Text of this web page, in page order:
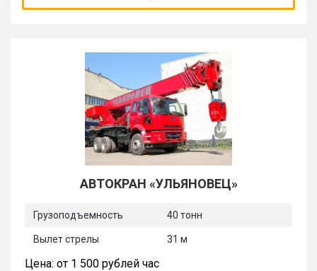
АВТОКРАН «УЛЬЯНОВЕЦ»
Грузоподъемность 40 тонн
Вылет стрелы 31 м
Цена: от 1 500 рублей час